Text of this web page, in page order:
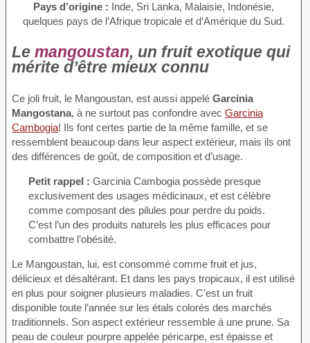
Pays d’origine : Inde, Sri Lanka, Malaisie, Indonésie,
quelques pays de l’Afrique tropicale et d’Amérique du Sud.
Le mangoustan, un fruit exotique qui
mérite d’être mieux connu
Ce joli fruit, le Mangoustan, est aussi appelé Garcinia
Mangostana, à ne surtout pas confondre avec Garcinia
Cambogia! Ils font certes partie de la même famille, et se
ressemblent beaucoup dans leur aspect extérieur, mais ils ont
des différences de goût, de composition et d’usage.
Petit rappel : Garcinia Cambogia possède presque
exclusivement des usages médicinaux, et est célèbre
comme composant des pilules pour perdre du poids.
C’est l’un des produits naturels les plus efficaces pour
combattre l’obésité.
Le Mangoustan, lui, est consommé comme fruit et jus,
délicieux et désaltérant. Et dans les pays tropicaux, il est utilisé
en plus pour soigner plusieurs maladies. C’est un fruit
disponible toute l’année sur les étals colorés des marchés
traditionnels. Son aspect extérieur ressemble à une prune. Sa
peau de couleur pourpre appelée péricarpe, est épaisse et